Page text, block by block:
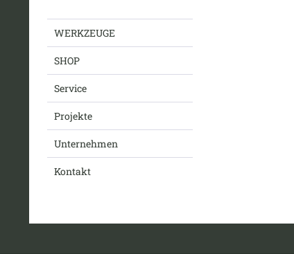
WERKZEUGE
SHOP
Service
Projekte
Unternehmen
Kontakt